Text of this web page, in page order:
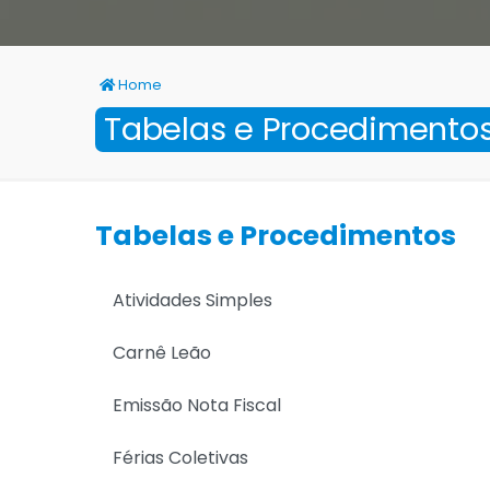
Home
Tabelas e
Tabelas e Procedimentos
Atividades Simples
Carnê Leão
Emissão Nota Fiscal
Férias Coletivas